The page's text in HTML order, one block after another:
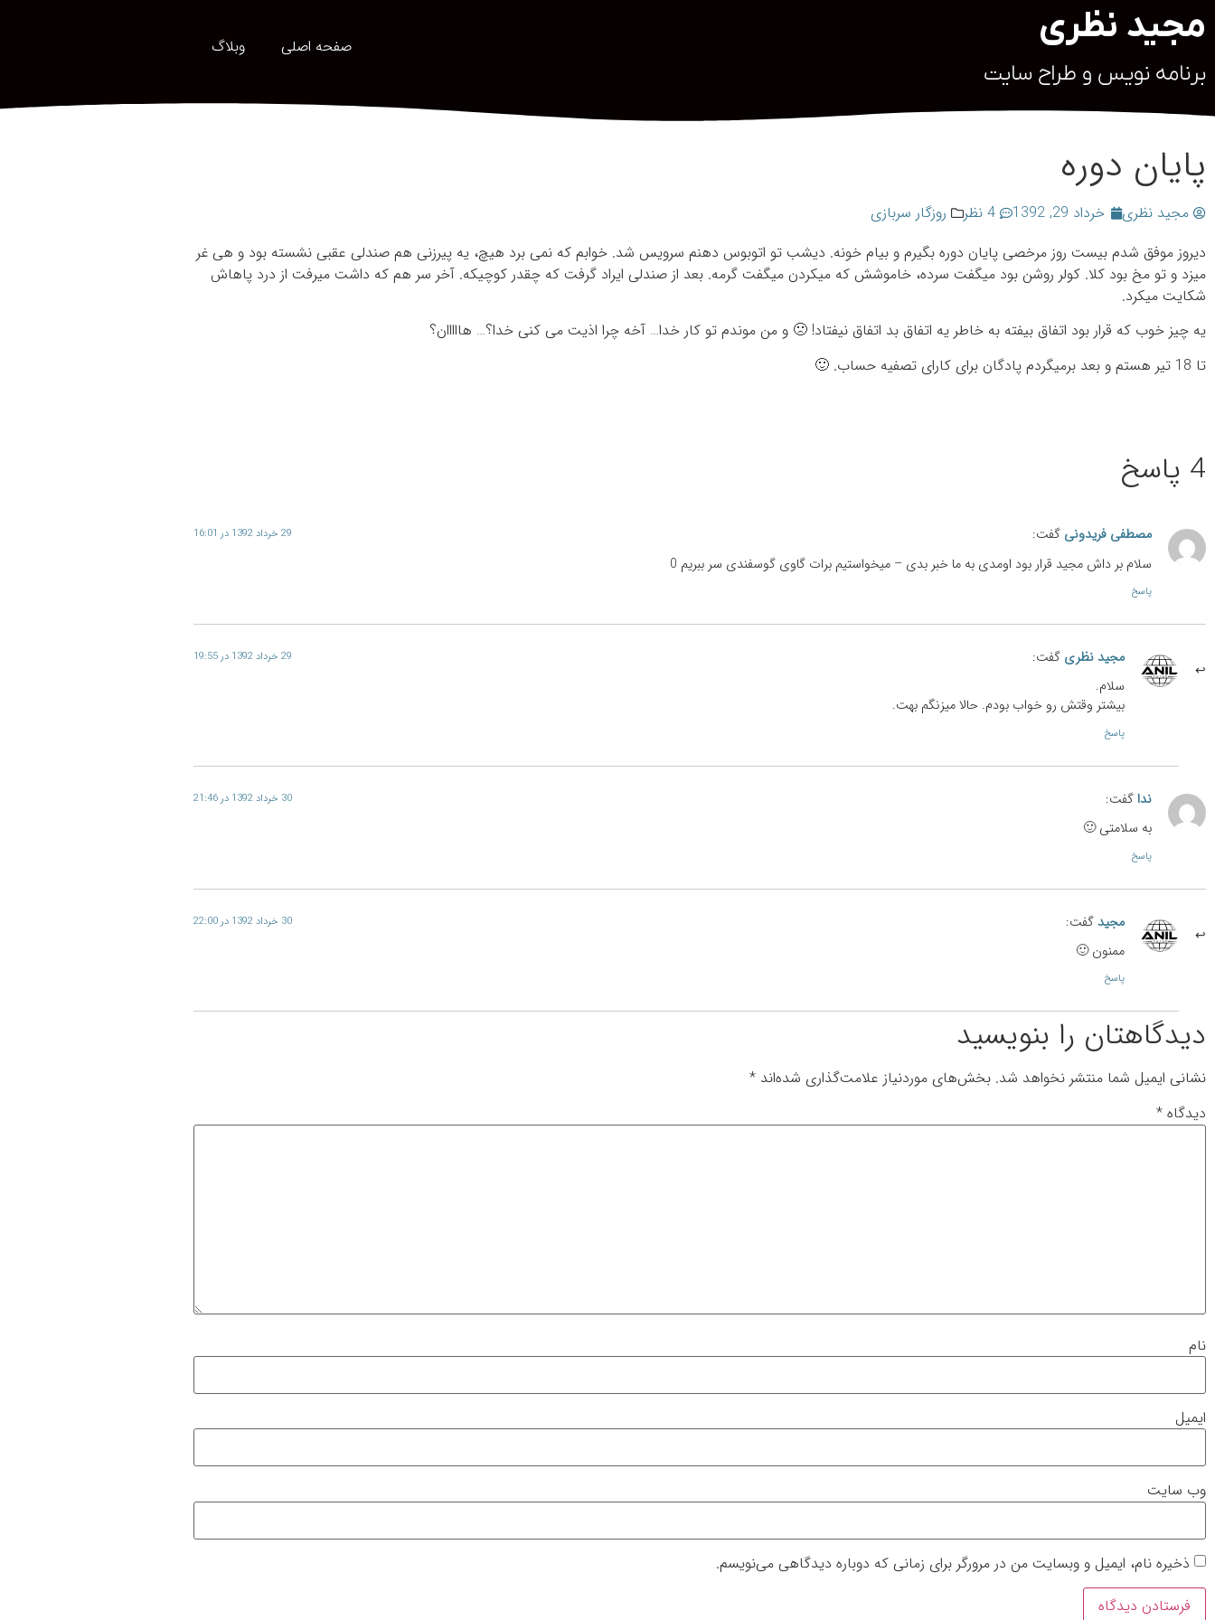
مجید نظری
برنامه نویس و طراح سایت
صفحه اصلی وبلاگ
پایان دوره
مجید نظری خرداد 29, 1392 4 نظر
روزگار سربازی
دیروز موفق شدم بیست روز مرخصی پایان دوره بگیرم و بیام خونه. دیشب تو اتوبوس دهنم سرویس شد. خوابم که نمی برد هیچ، یه پیرزنی هم صندلی عقبی نشسته بود و هی غر
می‎زد و تو مخ بود کلا. کولر روشن بود می‎گفت سرده، خاموشش که می‎کردن می‎گفت گرمه. بعد از صندلی ایراد گرفت که چقدر کوچیکه. آخر سر هم که داشت می‎رفت از درد پاهاش
شکایت می‎کرد.
یه چیز خوب که قرار بود اتفاق بیفته به خاطر یه اتفاق بد اتفاق نیفتاد! 🙁 و من موندم تو کار خدا… آخه چرا اذیت می کنی خدا؟… هااااان؟
تا 18 تیر هستم و بعد برمی‎گردم پادگان برای کارای تصفیه حساب. 🙂
4 پاسخ
مصطفی فریدونی گفت: 29 خرداد 1392 در 16:01
سلام بر داش مجید قرار بود اومدی به ما خبر بدی – میخواستیم برات گاوی گوسفندی سر ببریم 0
پاسخ
مجید نظری گفت: 29 خرداد 1392 در 19:55
سلام.
بیشتر وقتش رو خواب بودم. حالا میزنگم بهت.
پاسخ
نداگفت: 30 خرداد 1392 در 21:46
به سلامتی 🙂
پاسخ
مجیدگفت: 30 خرداد 1392 در 22:00
ممنون 🙂
پاسخ
دیدگاهتان را بنویسید
نشانی ایمیل شما منتشر نخواهد شد. بخش‌های موردنیاز علامت‌گذاری شده‌اند *
دیدگاه *
نام
ایمیل
وب‌ سایت
ذخیره نام، ایمیل و وبسایت من در مرورگر برای زمانی که دوباره دیدگاهی می‌نویسم.